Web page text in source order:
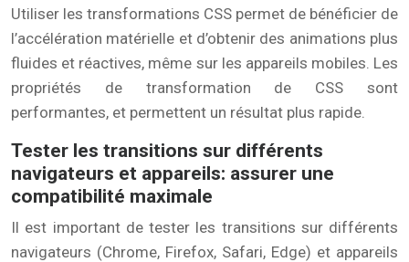
Utiliser les transformations CSS permet de bénéficier de
l’accélération matérielle et d’obtenir des animations plus
fluides et réactives, même sur les appareils mobiles. Les
propriétés de transformation de CSS sont
performantes, et permettent un résultat plus rapide.
Tester les transitions sur différents
navigateurs et appareils: assurer une
compatibilité maximale
Il est important de tester les transitions sur différents
navigateurs (Chrome, Firefox, Safari, Edge) et appareils